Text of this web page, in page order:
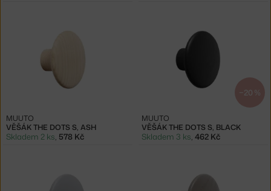
VĚŠÁK THE DOTS S, ASH
MUUTO
Skladem 2 ks, 578 Kč
−20 %
VĚŠÁK THE DOTS S, BLACK
MUUTO
Skladem 3 ks, 462 Kč